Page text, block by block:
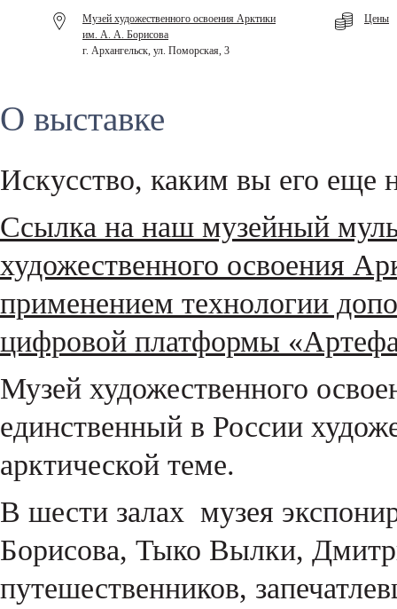
Музей художественного освоения Арктики
им. А. А. Борисова
г. Архангельск, ул. Поморская, 3
Цены
О выставке
Искусство, каким вы его еще
Ссылка на наш музейный
художественного освоения
применением технологии
цифровой платформы
Музей художественного
единственный в России
арктической теме.
В шести залах музея
Борисова, Тыко Вылки,
путешественников,